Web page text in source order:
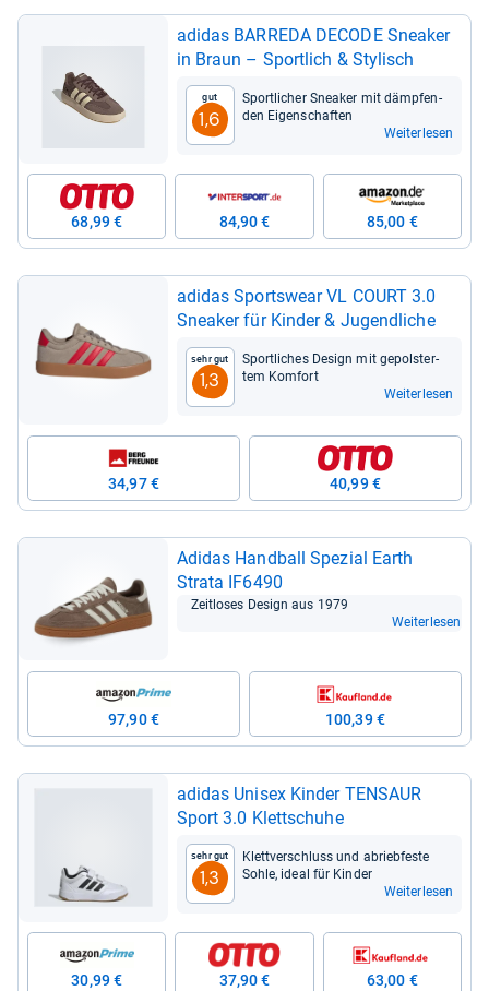
adi­das BAR­REDA DECODE Snea­ker
in Braun – Sport­lich & Sty­lisch
Gut
1,6
Sport­li­cher Snea­ker mit dämp­fen­
den Eigen­schaf­ten
Weiterlesen
68,99 € 84,90 € 85,00 €
adi­das Sports­wear VL COURT 3.0
Snea­ker für Kin­der & Jugend­li­che
Sehr gut
1,3
Sport­li­ches Design mit gepols­ter­
tem Kom­fort
Weiterlesen
34,97 € 40,99 €
Adi­das Hand­ball Spe­zial Earth
Strata IF6490
Zeit­lo­ses Design aus 1979
Weiterlesen
97,90 € 100,39 €
adi­das Uni­sex Kin­der TENSAUR
Sport 3.0 Klett­schuhe
Sehr gut
1,3
Klett­ver­schluss und abrieb­feste
Sohle, ideal für Kin­der
Weiterlesen
30,99 € 37,90 € 63,00 €